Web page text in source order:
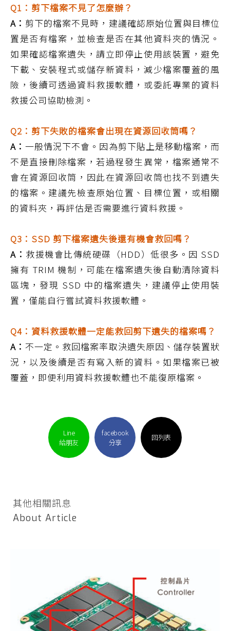
Q1：剪下檔案不見了怎麼辦？
A： 剪下的檔案不見時，建議確認原始位置與目標位
置是否有檔案，並檢查是否在其他資料夾的情況。
如果確認檔案遺失，請立即停止使用該裝置，避免
下載、安裝程式或儲存新資料，減少檔案覆蓋的風
險，後續可透過資料救援軟體，或委託專業的資料
救援公司協助檢測。
Q2：剪下失敗的檔案會出現在資源回收筒嗎？
A：一般情況下不會。因為剪下貼上是移動檔案，而
不是直接刪除檔案，若過程發生異常，檔案通常不
會在資源回收筒，因此在資源回收筒也找不到遺失
的檔案。建議先檢查原始位置、目標位置，或相關
的資料夾，再評估是否需要進行資料救援。
Q3：SSD 剪下檔案遺失後還有機會救回嗎？
A： 救援機會比傳統硬碟（HDD）低很多。因 SSD
擁有 TRIM 機制，可能在檔案遺失後自動清除資料
區塊，發現 SSD 中的檔案遺失，建議停止使用裝
置，僅能自行嘗試資料救援軟體。
Q4：資料救援軟體一定能救回剪下遺失的檔案嗎？
A：不一定。救回檔案率取決遺失原因、儲存裝置狀
況，以及後續是否有寫入新的資料。如果檔案已被
覆蓋，即便利用資料救援軟體也不能復原檔案。
Line
給朋友
facebook
分享
回列表
其他相關訊息
About Article